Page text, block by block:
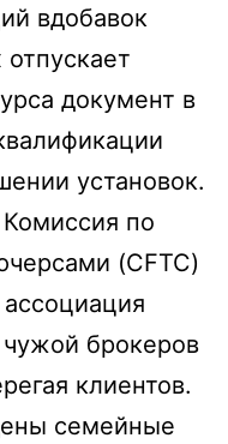
вдобавок
документ в
установок.
по
(CFTC)
брокеров
клиентов.
семейные